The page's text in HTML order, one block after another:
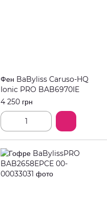
Фен BaByliss Caruso-HQ
Ionic PRO BAB6970IE
4 250 грн